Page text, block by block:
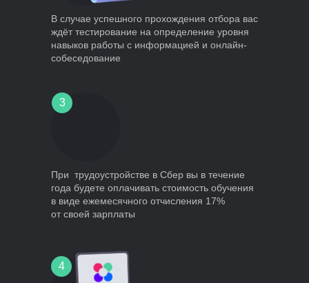
3
4
В случае успешного прохождения отбора вас
ждёт тестирование на определение уровня
навыков работы с информацией и онлайн-
собеседование
При трудоустройстве в Сбер вы в течение
года будете оплачивать стоимость обучения
в виде ежемесячного отчисления 17%
от своей зарплаты